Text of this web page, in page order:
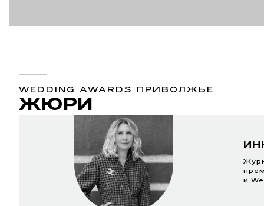
WEDDING AWARDS ПРИВОЛЖЬЕ
ЖЮРИ
и